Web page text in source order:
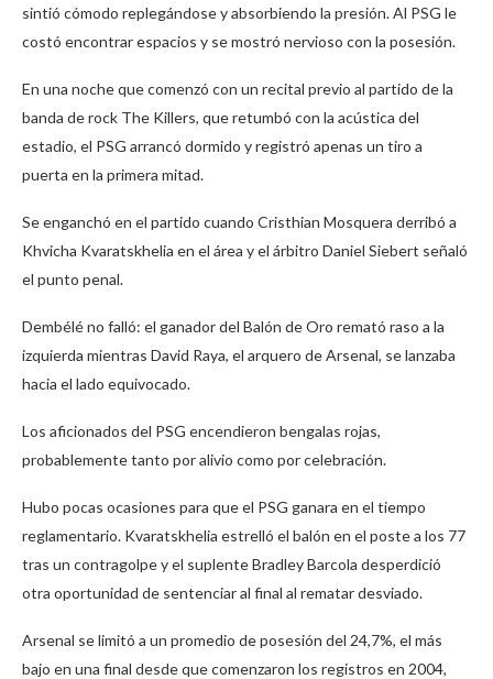
sintió cómodo replegándose y absorbiendo la presión. Al PSG le
costó encontrar espacios y se mostró nervioso con la posesión.
En una noche que comenzó con un recital previo al partido de la
banda de rock The Killers, que retumbó con la acústica del
estadio, el PSG arrancó dormido y registró apenas un tiro a
puerta en la primera mitad.
Se enganchó en el partido cuando Cristhian Mosquera derribó a
Khvicha Kvaratskhelia en el área y el árbitro Daniel Siebert señaló
el punto penal.
Dembélé no falló: el ganador del Balón de Oro remató raso a la
izquierda mientras David Raya, el arquero de Arsenal, se lanzaba
hacia el lado equivocado.
Los aficionados del PSG encendieron bengalas rojas,
probablemente tanto por alivio como por celebración.
Hubo pocas ocasiones para que el PSG ganara en el tiempo
reglamentario. Kvaratskhelia estrelló el balón en el poste a los 77
tras un contragolpe y el suplente Bradley Barcola desperdició
otra oportunidad de sentenciar al final al rematar desviado.
Arsenal se limitó a un promedio de posesión del 24,7%, el más
bajo en una final desde que comenzaron los registros en 2004,